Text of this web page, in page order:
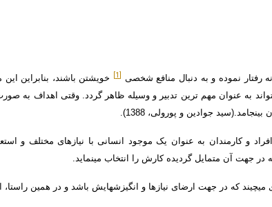
رفتار نموده و به دنبال منافع شخصی [1] خویشتن باشند، بنابراین این
به عنوان مهم ترین تدبیر و وسیله ظاهر گردد. وقتی اهداف به
جوادین و پورولی، 1388).
و کارمندان به عنوان یک موجود انسانی با نیازهای مختلف و
جهت آن متمایل گردیده کارش را انتخاب می­نماید.
که در جهت ارضای نیازها و انگیزش­هایش باشد و در همین